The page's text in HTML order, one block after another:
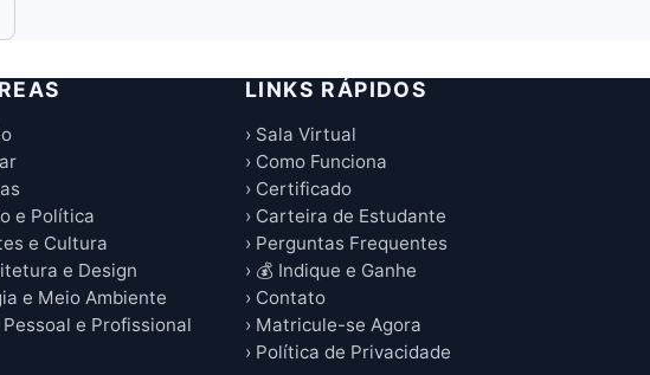
e Política
e Cultura
e Design
e Meio Ambiente
e Profissional
LINKS RÁPIDOS
› Sala Virtual
› Como Funciona
› Certificado
› Carteira de Estudante
› Perguntas Frequentes
› 💰 Indique e Ganhe
› Contato
› Matricule-se Agora
› Política de Privacidade